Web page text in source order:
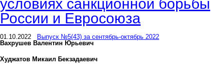
условиях санкционной борьбы
России и Евросоюза
01.10.2022
Выпуск №5(43) за сентябрь-октябрь 2022
Вахрушев Валентин Юрьевич
Худжатов Микаил Бекзадаевич